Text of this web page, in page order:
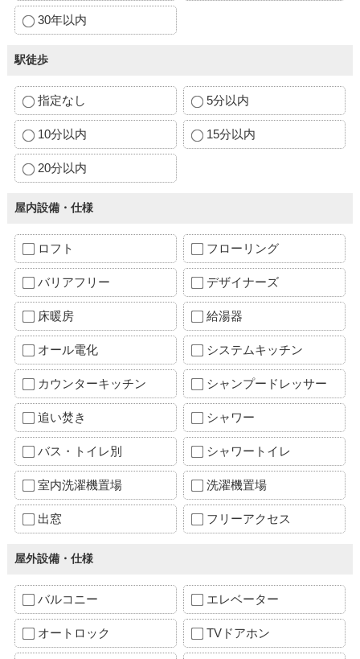
30年以内
駅徒歩
指定なし 5分以内
10分以内 15分以内
20分以内
屋内設備・仕様
ロフト フローリング
バリアフリー デザイナーズ
床暖房 給湯器
オール電化 システムキッチン
カウンターキッチン シャンプードレッサー
追い焚き シャワー
バス・トイレ別 シャワートイレ
室内洗濯機置場 洗濯機置場
出窓 フリーアクセス
屋外設備・仕様
バルコニー エレベーター
オートロック TVドアホン